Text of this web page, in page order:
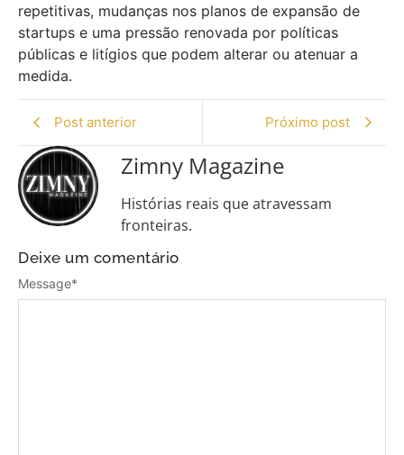
repetitivas, mudanças nos planos de expansão de
startups e uma pressão renovada por políticas
públicas e litígios que podem alterar ou atenuar a
medida.
Post anterior Próximo post
Zimny Magazine
Histórias reais que atravessam
fronteiras.
Deixe um comentário
Message*